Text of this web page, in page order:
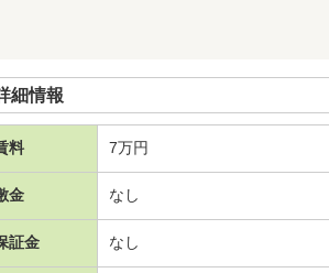
細情報
料 7万円
金 なし
証金 なし